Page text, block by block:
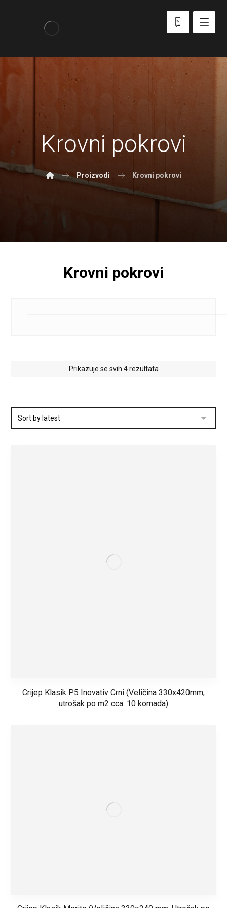
Krovni pokrovi
Proizvodi Krovni pokrovi
Krovni pokrovi
Prikazuje se svih 4 rezultata
Crijep Klasik P5 Inovativ Crni (Veličina 330x420mm;
utrošak po m2 cca. 10 komada)